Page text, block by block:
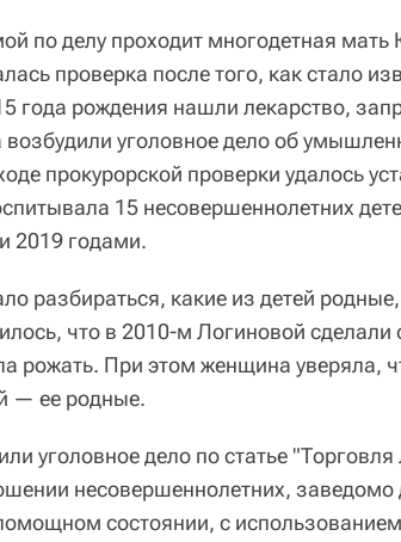
по делу проходит многодетная
проверка после того, как стало
года рождения нашли лекарство,
возбудили уголовное дело об
прокурорской проверки удалось
15 несовершеннолетних
2019 годами.
разбираться, какие из детей
что в 2010-м Логиновой сделали
рожать. При этом женщина уверяла,
— ее родные.
уголовное дело по статье
несовершеннолетних, заведомо
состоянии, с